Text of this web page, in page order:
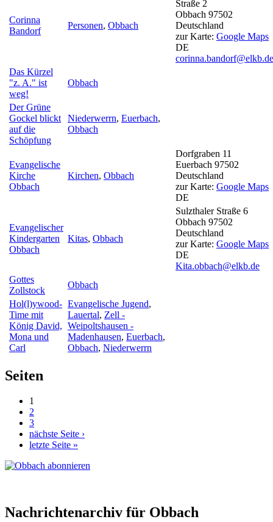
Corinna
Bandorf
Personen, Obbach
Straße 2
Obbach 97502
Deutschland
zur Karte: Google Maps
DE
corinna.bandorf@elkb.de
Das Kürzel
"z. A." ist
weg!
Obbach
Der Grüne
Gockel blickt
auf die
Schöpfung
Niederwerrn, Euerbach,
Obbach
Evangelische
Kirche
Obbach
Kirchen, Obbach
Dorfgraben 11
Euerbach 97502
Deutschland
zur Karte: Google Maps
DE
Evangelischer
Kindergarten
Obbach
Kitas, Obbach
Sulzthaler Straße 6
Obbach 97502
Deutschland
zur Karte: Google Maps
DE
Kita.obbach@elkb.de
Gottes
Zollstock
Obbach
Hol(l)ywood-
Time mit
König David,
Mona und
Carl
Evangelische Jugend,
Lauertal, Zell -
Weipoltshausen -
Madenhausen, Euerbach,
Obbach, Niederwerrn
Seiten
1
2
3
nächste Seite ›
letzte Seite »
Nachrichtenarchiv für Obbach